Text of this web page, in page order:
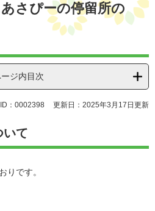
さぴーの停留所の
ジ内目次
：0002398 更新日：2025年3月17日更新
いて
りです。